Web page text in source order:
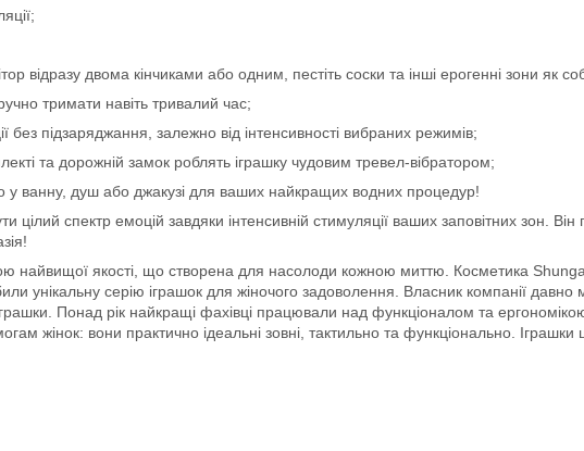
відразу двома кінчиками або одним, пестіть соски та інші ерогенні зони як
тримати навіть тривалий час;
без підзаряджання, залежно від інтенсивності вибраних режимів;
та дорожній замок роблять іграшку чудовим тревел-вібратором;
у ванну, душ або джакузі для ваших найкращих водних процедур!
цілий спектр емоцій завдяки інтенсивній стимуляції ваших заповітних
найвищої якості, що створена для насолоди кожною миттю. Косметика
унікальну серію іграшок для жіночого задоволення. Власник компанії давно
Понад рік найкращі фахівці працювали над функціоналом та
жінок: вони практично ідеальні зовні, тактильно та функціонально.